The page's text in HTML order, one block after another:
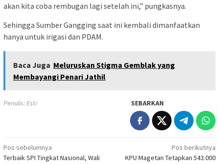
akan kita coba rembugan lagi setelah ini,” pungkasnya.
Sehingga Sumber Gangging saat ini kembali dimanfaatkan
hanya untuk irigasi dan PDAM.
Baca Juga Meluruskan Stigma Gemblak yang
Membayangi Penari Jathil
Penulis: Esti SEBARKAN
Navigasi
Pos sebelumnya
Terbaik SPI Tingkat Nasional, Wali
Pos berikutnya
KPU Magetan Tetapkan 543.000